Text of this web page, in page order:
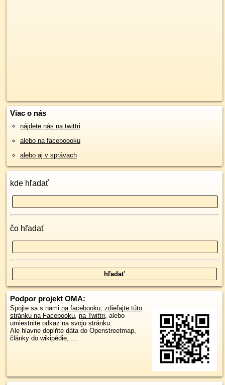
Viac o nás
nájdete nás na twittri
alebo na faceboooku
alebo aj v správach
kde hľadať
čo hľadať
Podpor projekt OMA:
Spojte sa s nami na facebooku, zdieľajte túto
stránku na Facebooku, na Twittri, alebo
umiestnite odkaz na svoju stránku.
Ale hlavne doplňte dáta do Openstreetmap,
články do wikipédie, ...